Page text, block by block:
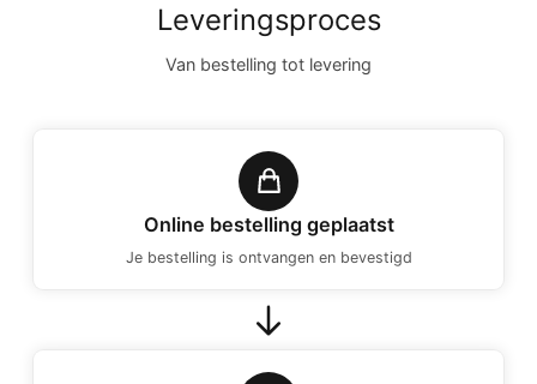
Leveringsproces
Van bestelling tot levering
Online bestelling geplaatst
Je bestelling is ontvangen en bevestigd